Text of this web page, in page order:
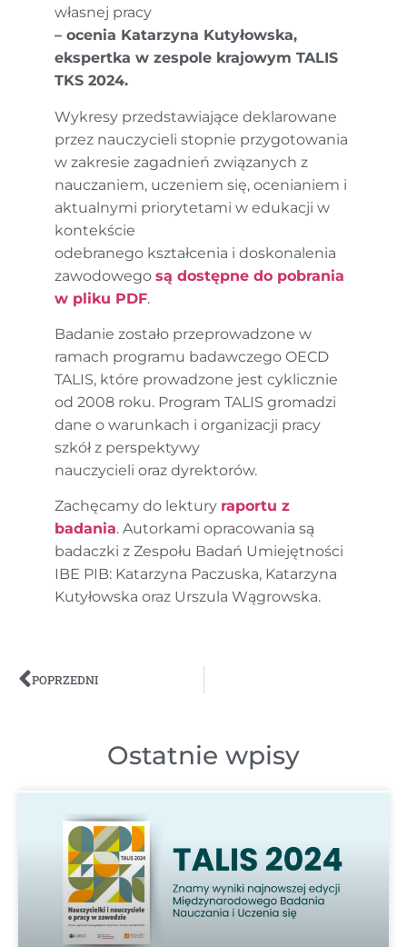
własnej pracy
– ocenia Katarzyna Kutyłowska,
ekspertka w zespole krajowym TALIS
TKS 2024.
Wykresy przedstawiające deklarowane
przez nauczycieli stopnie przygotowania
w zakresie zagadnień związanych z
nauczaniem, uczeniem się, ocenianiem i
aktualnymi priorytetami w edukacji w
kontekście
odebranego kształcenia i doskonalenia
zawodowego są dostępne do pobrania
w pliku PDF.
Badanie zostało przeprowadzone w
ramach programu badawczego OECD
TALIS, które prowadzone jest cyklicznie
od 2008 roku. Program TALIS gromadzi
dane o warunkach i organizacji pracy
szkół z perspektywy
nauczycieli oraz dyrektorów.
Zachęcamy do lektury raportu z
badania. Autorkami opracowania są
badaczki z Zespołu Badań Umiejętności
IBE PIB: Katarzyna Paczuska, Katarzyna
Kutyłowska oraz Urszula Wągrowska.
POPRZEDNI
Ostatnie wpisy